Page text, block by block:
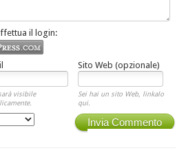
il login:
Sito Web (opzionale)
visibile
Sei hai un sito Web, linkalo
qui.
Invia Commento